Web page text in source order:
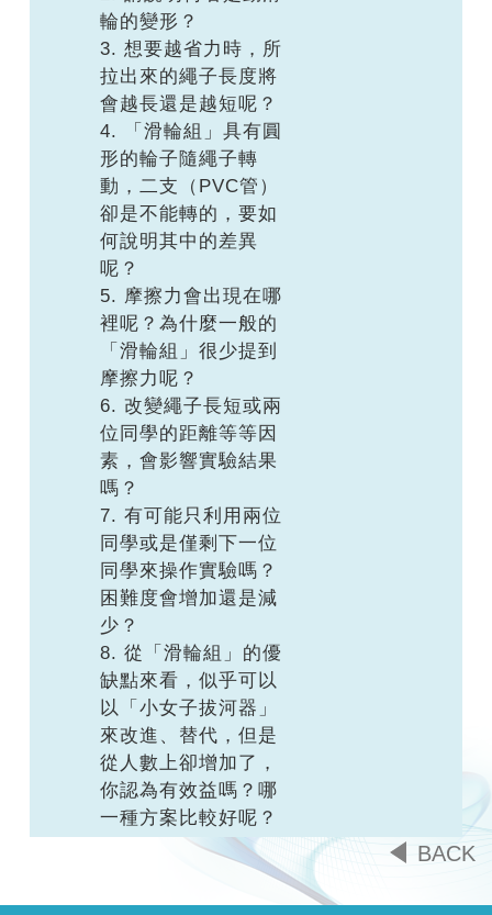
輪的變形？
3. 想要越省力時，所
拉出來的繩子長度將
會越長還是越短呢？
4. 「滑輪組」具有圓
形的輪子隨繩子轉
動，二支（PVC管）
卻是不能轉的，要如
何說明其中的差異
呢？
5. 摩擦力會出現在哪
裡呢？為什麼一般的
「滑輪組」很少提到
摩擦力呢？
6. 改變繩子長短或兩
位同學的距離等等因
素，會影響實驗結果
嗎？
7. 有可能只利用兩位
同學或是僅剩下一位
同學來操作實驗嗎？
困難度會增加還是減
少？
8. 從「滑輪組」的優
缺點來看，似乎可以
以「小女子拔河器」
來改進、替代，但是
從人數上卻增加了，
你認為有效益嗎？哪
一種方案比較好呢？
BACK